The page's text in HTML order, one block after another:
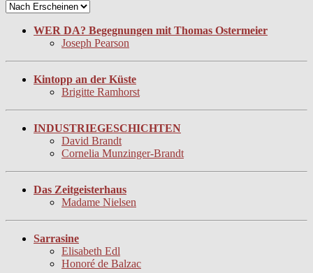
WER DA? Begegnungen mit Thomas Ostermeier
Joseph Pearson
Kintopp an der Küste
Brigitte Ramhorst
INDUSTRIEGESCHICHTEN
David Brandt
Cornelia Munzinger-Brandt
Das Zeitgeisterhaus
Madame Nielsen
Sarrasine
Elisabeth Edl
Honoré de Balzac